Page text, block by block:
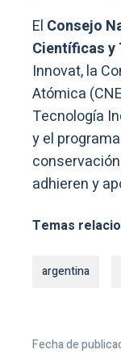
El Consejo
Científicas y
Innovat, la
Atómica
Tecnología
y el
adhieren y
Temas
argentina
Fecha de